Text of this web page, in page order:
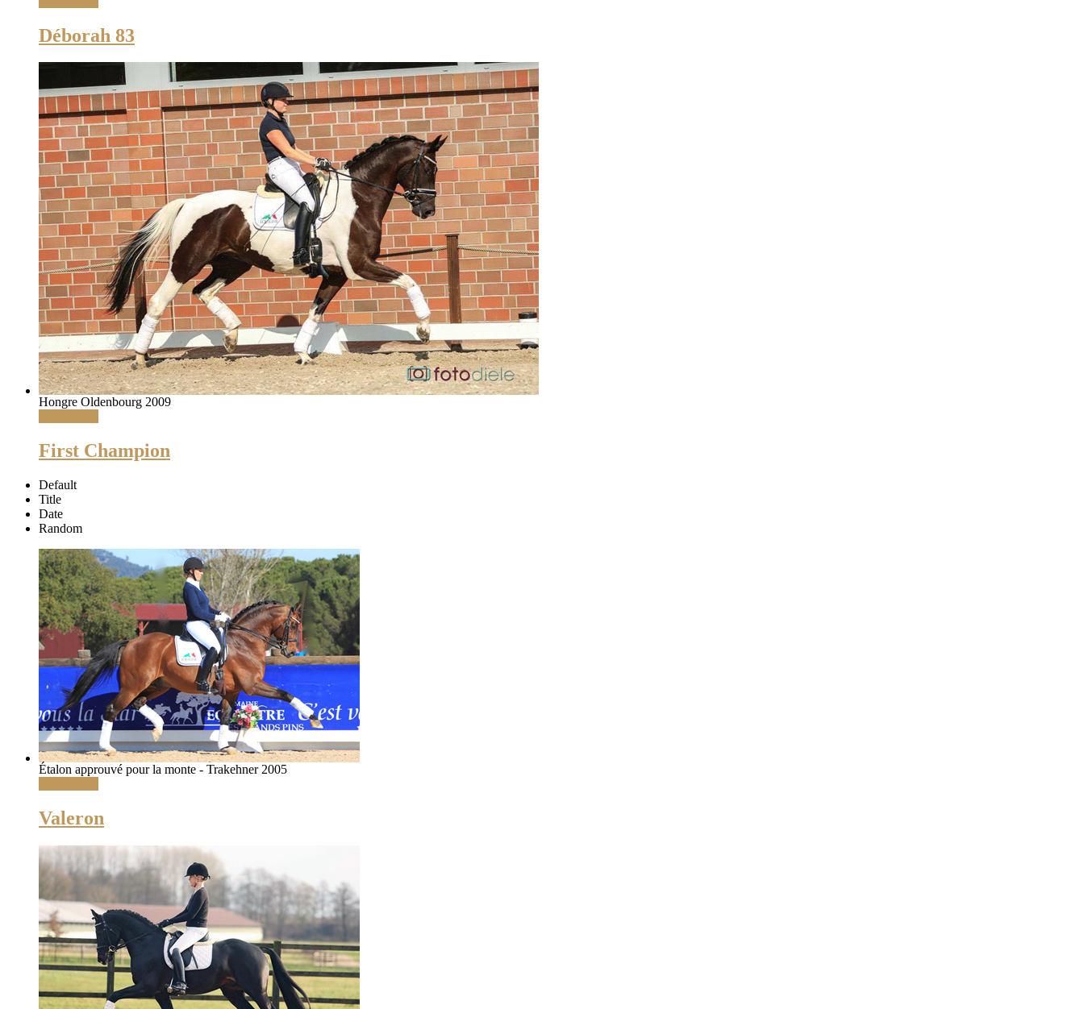
Déborah 83
Hongre Oldenbourg 2009
First Champion
Default
Title
Date
Random
Étalon approuvé pour la monte - Trakehner 2005
Valeron